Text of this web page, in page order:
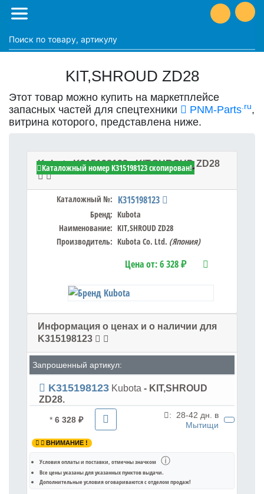
KIT,SHROUD ZD28
Этот товар можно купить на маркетплейсе
запасных частей для спецтехники
PNM-Parts.ru,
витрина которого, представлена ниже.
Kubota K315198123 - KIT,SHROUD ZD28
Каталожный №: K315198123
Бренд: Kubota
Наименование: KIT,SHROUD ZD28
Производитель: Kubota Co. Ltd. (Япония)
Цена от:6 328 ₽
Каталожный номер K315198123 скопирован!
Информация о ценах и о наличии для
K315198123
Запрошенный артикул:
K315198123 Kubota - KIT,SHROUD
ZD28.
* 6 328 ₽ : 28-42 дн. в
Мытищи
ВНИМАНИЕ !
Условия оплаты и поставки, отмечны значком ⓘ
Все цены указаны дляуказанных пунктов выдачи.
Дополнительные условия оговариваются с отделом продаж!